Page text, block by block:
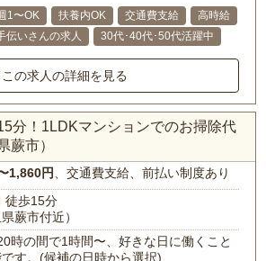
1〜OK 扶養内OK 交通費支給
高時給
伝いさんの求人 30代･40代･50代活躍中
この求人の詳細を見る
分！1LDKマンションでのお掃除代
蕨市）
1,860円 、交通費支給、前払い制度あり
徒歩15分
県蕨市付近）
時の間で1時間〜、好きな日に働くこと
す。(候補の日時から選択)